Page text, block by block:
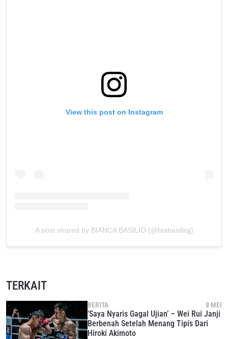
View this post on Instagram
A post shared by BIANCA BASILIO (@biabasiliojj)
TERKAIT
BERITA 8 MEI
‘Saya Nyaris Gagal Ujian’ – Wei Rui Janji
Berbenah Setelah Menang Tipis Dari
Hiroki Akimoto